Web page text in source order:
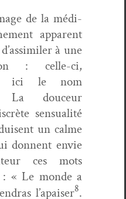
de la médi­
appar­ent
à une
: celle-ci,
ici le nom
La douceur
sen­su­al­ité
un calme
don­nent envie
ces mots
: « Le monde a
l’apaiser8.